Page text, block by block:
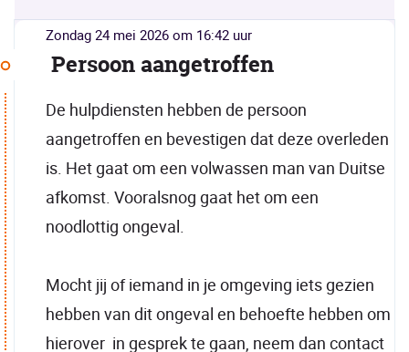
zondag 24 mei 2026 om 16:42 uur
Persoon aangetroffen
De hulpdiensten hebben de persoon
aangetroffen en bevestigen dat deze overleden
is. Het gaat om een volwassen man van Duitse
afkomst. Vooralsnog gaat het om een
noodlottig ongeval.
Mocht jij of iemand in je omgeving iets gezien
hebben van dit ongeval en behoefte hebben om
hierover in gesprek te gaan, neem dan contact